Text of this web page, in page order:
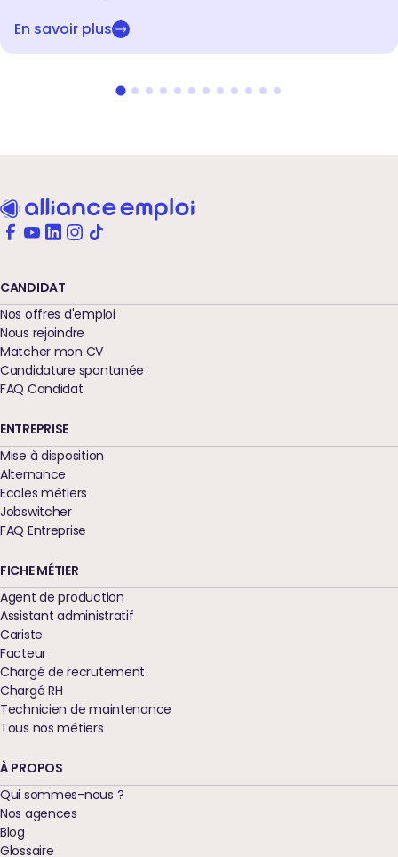
En savoir plus
CANDIDAT
Nos offres d'emploi
Nous rejoindre
Matcher mon CV
Candidature spontanée
FAQ Candidat
ENTREPRISE
Mise à disposition
Alternance
Ecoles métiers
Jobswitcher
FAQ Entreprise
FICHE MÉTIER
Agent de production
Assistant administratif
Cariste
Facteur
Chargé de recrutement
Chargé RH
Technicien de maintenance
Tous nos métiers
À PROPOS
Qui sommes-nous ?
Nos agences
Blog
Glossaire